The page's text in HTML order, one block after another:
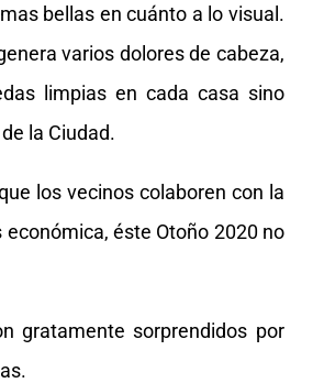
bellas en cuánto a lo visual.
varios dolores de cabeza,
limpias en cada casa sino
la Ciudad.
los vecinos colaboren con la
éste Otoño 2020 no
gratamente sorprendidos por